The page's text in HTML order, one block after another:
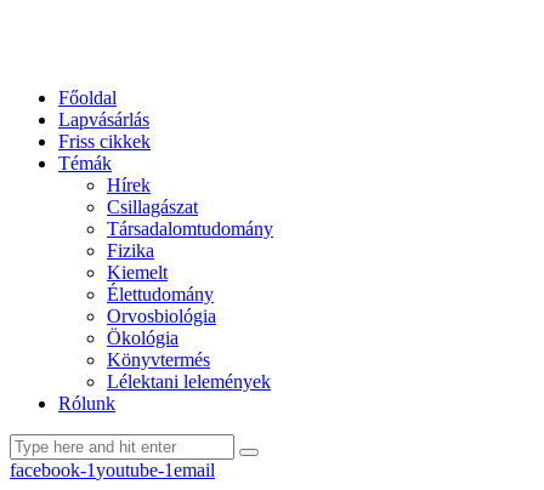
Főoldal
Lapvásárlás
Friss cikkek
Témák
Hírek
Csillagászat
Társadalomtudomány
Fizika
Kiemelt
Élettudomány
Orvosbiológia
Ökológia
Könyvtermés
Lélektani lelemények
Rólunk
facebook-1youtube-1email